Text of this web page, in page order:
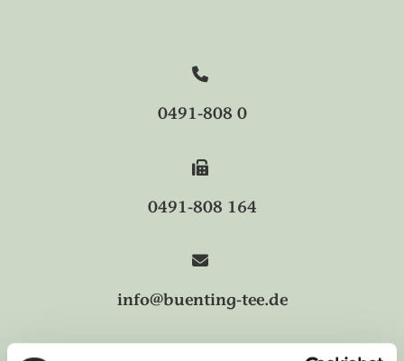
0491-808 0
0491-808 164
info buenting-tee.de